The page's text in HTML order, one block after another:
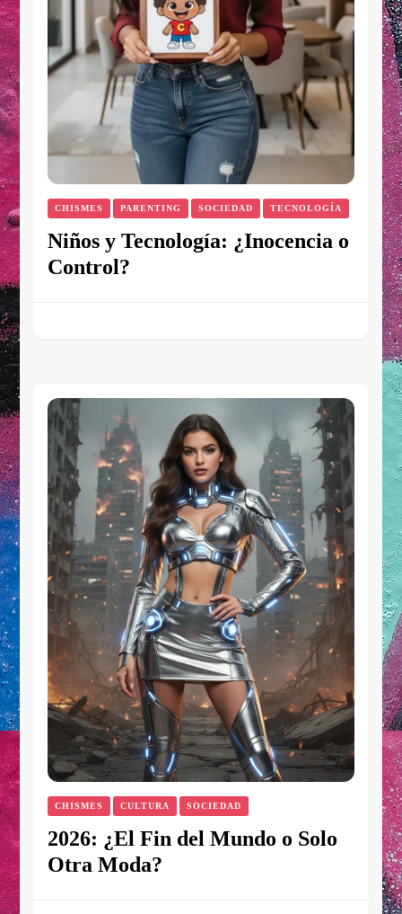
CHISMES PARENTING SOCIEDAD TECNOLOGÍA
Niños y Tecnología: ¿Inocencia o
Control?
CHISMES CULTURA SOCIEDAD
2026: ¿El Fin del Mundo o Solo
Otra Moda?